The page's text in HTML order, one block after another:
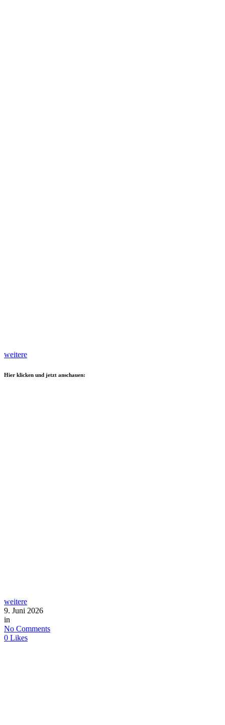
weitere
Hier klicken und jetzt anschauen:
weitere
9. Juni 2026
in
No Comments
0 Likes